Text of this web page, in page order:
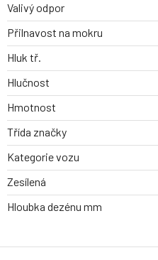
Valivý odpor
Přilnavost na mokru
Hluk tř.
Hlučnost
Hmotnost
Třída značky
Kategorie vozu
Zesílená
Hloubka dezénu mm